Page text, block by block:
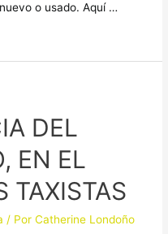
o usado. Aquí …
DEL
EN EL
TAXISTAS
/ PorCatherine Londoño